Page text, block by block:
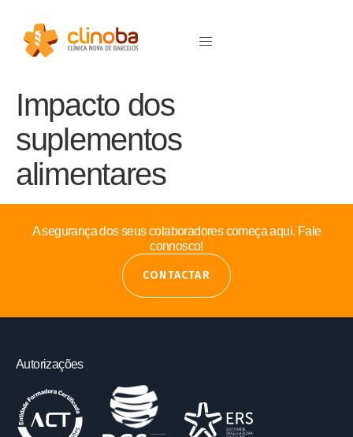
Impacto dos
suplementos
alimentares
A segurança dos seus colaboradores começa aqui. Fale
connosco!
CONTACTAR
Autorizações